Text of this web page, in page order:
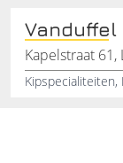
Vanduffel
Kapelstraat 61,